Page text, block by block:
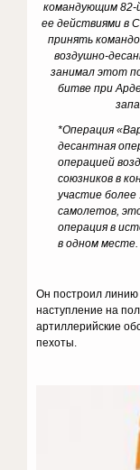
командующим 82-
ее действиями в
принять
воздушно-
занимал этот
битве при
*Операция
десантная
операцией
союзников в
участие более
самолетов,
операция в
в одном месте.
Он построил
наступление на
артиллерийские
пехоты.